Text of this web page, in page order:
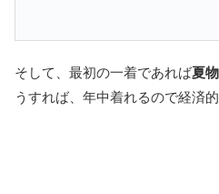
そして、最初の一着であれば夏
うすれば、年中着れるので経済的